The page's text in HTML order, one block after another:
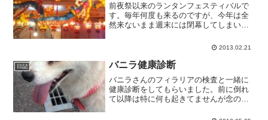
前夜祭以来のランタンフェスティバルで
す。毎年何度も来るのですが、今年は全
然来ないまま週末には閉幕してしまいま
2013.02.21
日記 バニラ健康診断
バニラさんのフィラリアの検査と一緒に
健康診断をしてもらいました。前に倒れ
て以降は特に何も起きてませんが念のた
結果は後ほど連絡があります。